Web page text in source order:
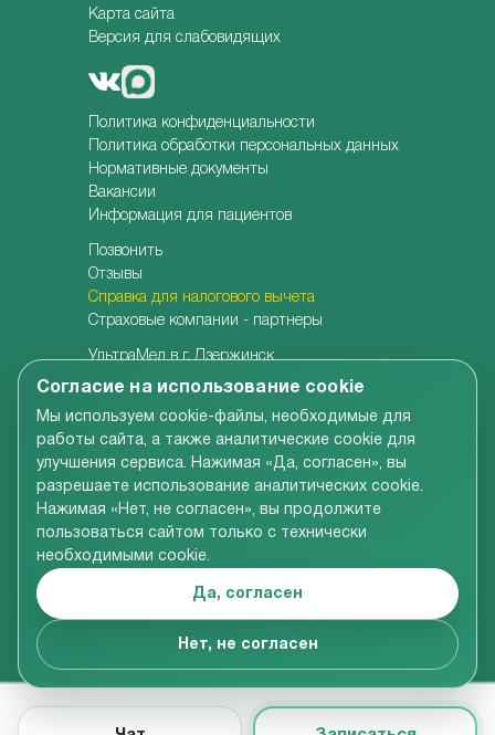
Согласие на использование cookie
Мы используем cookie-файлы, необходимые для
работы сайта, а также аналитические cookie для
улучшения сервиса. Нажимая «Да, согласен», вы
разрешаете использование аналитических cookie.
Нажимая «Нет, не согласен», вы продолжите
пользоваться сайтом только с технически
необходимыми cookie.
Да, согласен
Нет, не согласен
Карта сайта
Версия для слабовидящих
Политика конфиденциальности
Политика обработки персональных данных
Нормативные документы
Вакансии
Информация для пациентов
Позвонить
Отзывы
Справка для налогового вычета
Страховые компании - партнеры
УльтраМед в г. Дзержинск
УльтраМед в г. Кстово
Центр медицины плода
Центр врачебной косметологии
Семейная стоматология
Детская адаптивная стоматология
Вся информация, размещенная на сайте компании,
ознакомительный характер и не является
публичной офертой в соответствии со ст.437 ГК РФ
© УльтраМед 2002-2024